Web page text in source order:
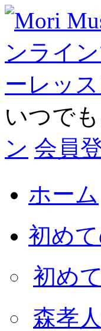
いつで
ン 会員
ホーム
初め
初め
森孝